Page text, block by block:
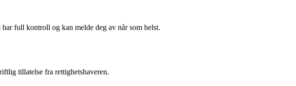
full kontroll og kan melde deg av når som helst.
tillatelse fra rettighetshaveren.